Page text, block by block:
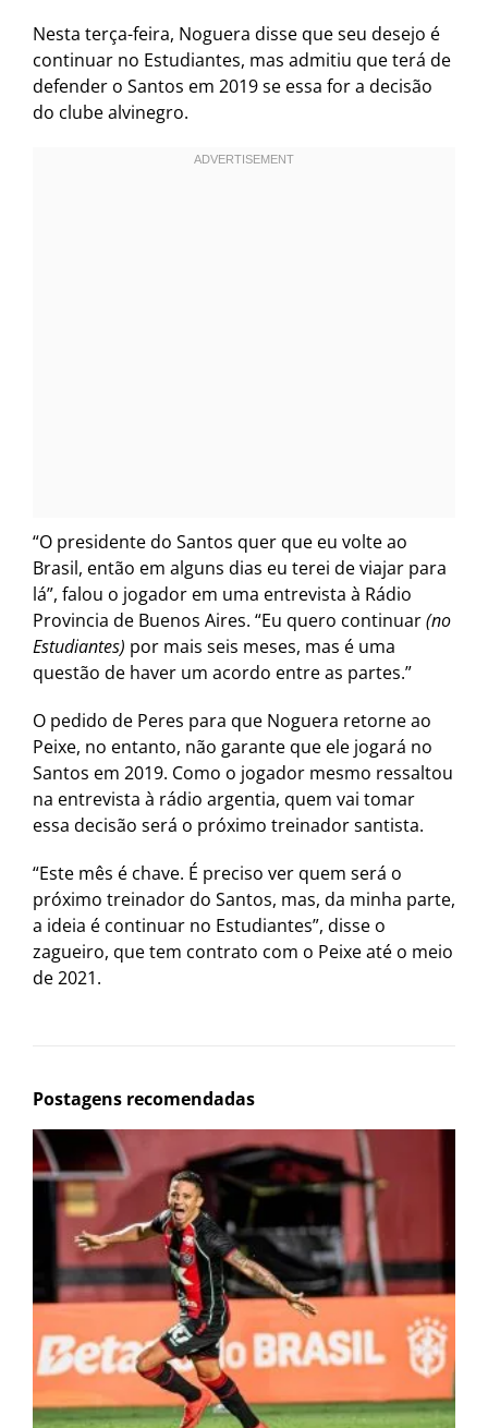
Nesta terça-feira, Noguera disse que seu desejo é
continuar no Estudiantes, mas admitiu que terá de
defender o Santos em 2019 se essa for a decisão
do clube alvinegro.
“O presidente do Santos quer que eu volte ao
Brasil, então em alguns dias eu terei de viajar para
lá”, falou o jogador em uma entrevista à Rádio
Provincia de Buenos Aires. “Eu quero continuar(no
Estudiantes) por mais seis meses, mas é uma
questão de haver um acordo entre as partes.”
O pedido de Peres para que Noguera retorne ao
Peixe, no entanto, não garante que ele jogará no
Santos em 2019. Como o jogador mesmo ressaltou
na entrevista à rádio argentia, quem vai tomar
essa decisão será o próximo treinador santista.
“Este mês é chave. É preciso ver quem será o
próximo treinador do Santos, mas, da minha parte,
a ideia é continuar no Estudiantes”, disse o
zagueiro, que tem contrato com o Peixe até o meio
de 2021.
Postagens recomendadas